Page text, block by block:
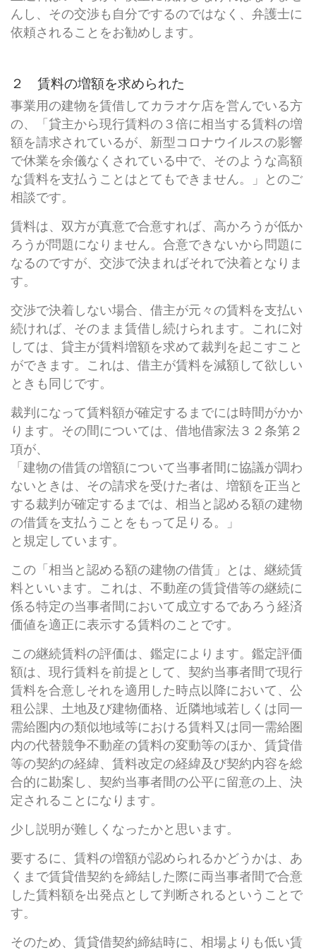
んし、その交渉も自分でするのではなく、弁護士に
依頼されることをお勧めします。
２ 賃料の増額を求められた
事業用の建物を賃借してカラオケ店を営んでいる方
の、「貸主から現行賃料の３倍に相当する賃料の増
額を請求されているが、新型コロナウイルスの影響
で休業を余儀なくされている中で、そのような高額
な賃料を支払うことはとてもできません。」とのご
相談です。
賃料は、双方が真意で合意すれば、高かろうが低か
ろうが問題になりません。合意できないから問題に
なるのですが、交渉で決まればそれで決着となりま
す。
交渉で決着しない場合、借主が元々の賃料を支払い
続ければ、そのまま賃借し続けられます。これに対
しては、貸主が賃料増額を求めて裁判を起こすこと
ができます。これは、借主が賃料を減額して欲しい
ときも同じです。
裁判になって賃料額が確定するまでには時間がかか
ります。その間については、借地借家法３２条第２
項が、
「建物の借賃の増額について当事者間に協議が調わ
ないときは、その請求を受けた者は、増額を正当と
する裁判が確定するまでは、相当と認める額の建物
の借賃を支払うことをもって足りる。」
と規定しています。
この「相当と認める額の建物の借賃」とは、継続賃
料といいます。これは、不動産の賃貸借等の継続に
係る特定の当事者間において成立するであろう経済
価値を適正に表示する賃料のことです。
この継続賃料の評価は、鑑定によります。鑑定評価
額は、現行賃料を前提として、契約当事者間で現行
賃料を合意しそれを適用した時点以降において、公
租公課、土地及び建物価格、近隣地域若しくは同一
需給圏内の類似地域等における賃料又は同一需給圏
内の代替競争不動産の賃料の変動等のほか、賃貸借
等の契約の経緯、賃料改定の経緯及び契約内容を総
合的に勘案し、契約当事者間の公平に留意の上、決
定されることになります。
少し説明が難しくなったかと思います。
要するに、賃料の増額が認められるかどうかは、あ
くまで賃貸借契約を締結した際に両当事者間で合意
した賃料額を出発点として判断されるということで
す。
そのため、賃貸借契約締結時に、相場よりも低い賃